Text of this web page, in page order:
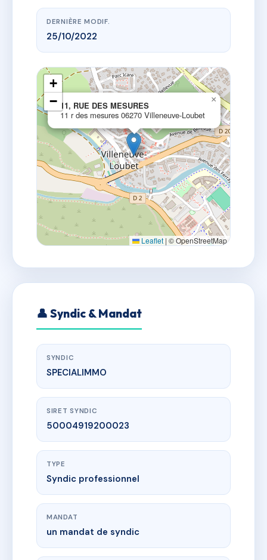
DERNIÈRE MODIF.
25/10/2022
11, RUE DES MESURES
11 r des mesures 06270 Villeneuve-Loubet
×
+
−
Leaflet | © OpenStreetMap
👤 Syndic & Mandat
SYNDIC
SPECIALIMMO
SIRET SYNDIC
50004919200023
TYPE
Syndic professionnel
MANDAT
un mandat de syndic